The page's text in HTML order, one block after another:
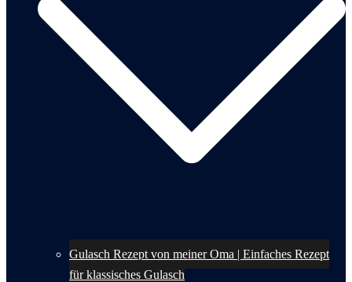
Gulasch Rezept von meiner Oma | Einfaches Rezept
für klassisches Gulasch